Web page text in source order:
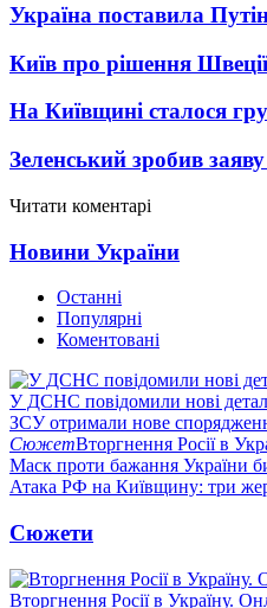
Україна поставила
Київ про рішення
На Київщині сталося
Зеленський зробив
Читати коментарі
Новини України
Останні
Популярні
Коментовані
У ДСНС повідомили нові
ЗСУ отримали нове
СюжетВторгнення Росії в
Маск проти бажання України
Атака РФ на Київщину: три
Сюжети
Вторгнення Росії в Україну.